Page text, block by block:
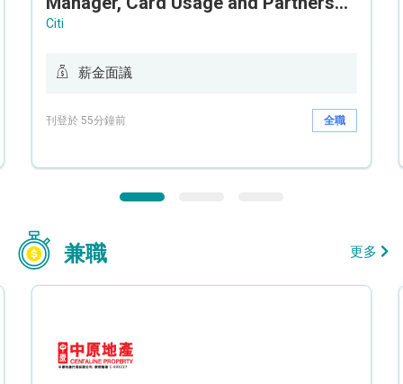
Citi
薪金面議
刊登於 55分鐘前 全職
兼職 更多